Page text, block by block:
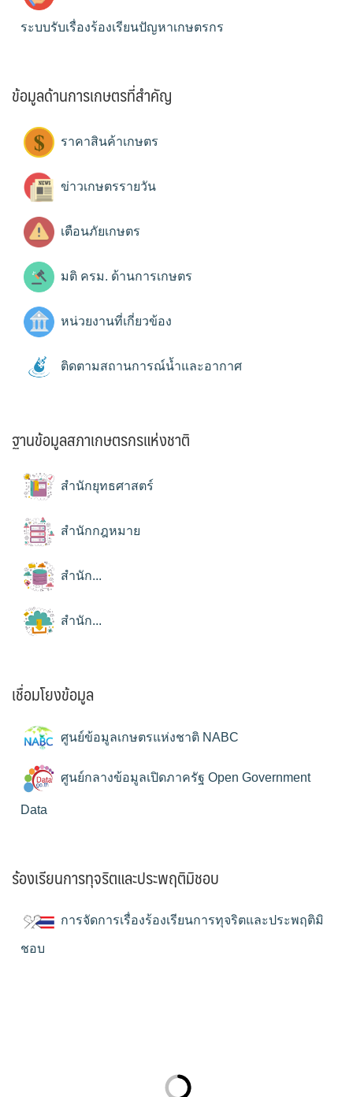
ระบบรับเรื่องร้องเรียนปัญหาเกษตรกร
ข้อมูลด้านการเกษตรที่สำคัญ
ราคาสินค้าเกษตร
ข่าวเกษตรรายวัน
เตือนภัยเกษตร
มติ ครม. ด้านการเกษตร
หน่วยงานที่เกี่ยวข้อง
ติดตามสถานการณ์น้ำและอากาศ
ฐานข้อมูลสภาเกษตรกรแห่งชาติ
สำนักยุทธศาสตร์
สำนักกฎหมาย
สำนัก...
สำนัก...
เชื่อมโยงข้อมูล
ศูนย์ข้อมูลเกษตรแห่งชาติ NABC
ศูนย์กลางข้อมูลเปิดภาครัฐ Open Government
Data
ร้องเรียนการทุจริตและประพฤติมิชอบ
การจัดการเรื่องร้องเรียนการทุจริตและประพฤติมิ
ชอบ